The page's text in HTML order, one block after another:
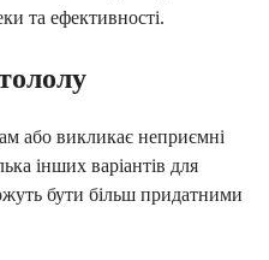
та ефективності.
або викликає неприємні
інших варіантів для
бути більш придатними